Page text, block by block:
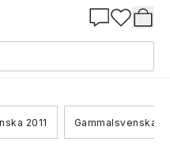
2011 Gammalsvenska